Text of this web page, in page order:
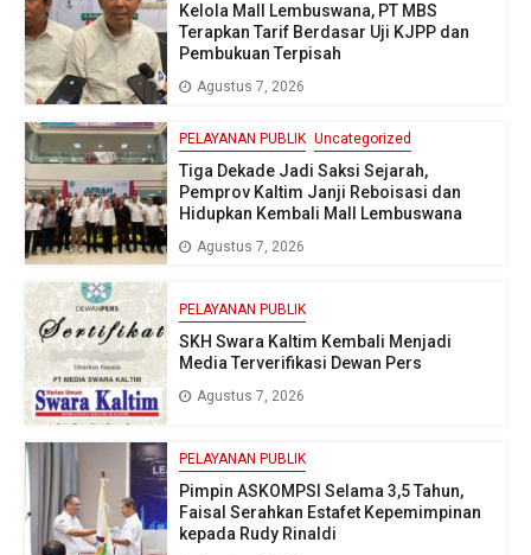
Kelola Mall Lembuswana, PT MBS
Terapkan Tarif Berdasar Uji KJPP dan
Pembukuan Terpisah
Agustus 7, 2026
PELAYANAN PUBLIK Uncategorized
Tiga Dekade Jadi Saksi Sejarah,
Pemprov Kaltim Janji Reboisasi dan
Hidupkan Kembali Mall Lembuswana
Agustus 7, 2026
PELAYANAN PUBLIK
SKH Swara Kaltim Kembali Menjadi
Media Terverifikasi Dewan Pers
Agustus 7, 2026
PELAYANAN PUBLIK
Pimpin ASKOMPSI Selama 3,5 Tahun,
Faisal Serahkan Estafet Kepemimpinan
kepada Rudy Rinaldi